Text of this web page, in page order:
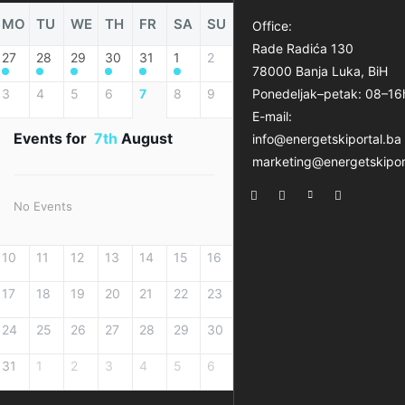
MO TU WE TH FR SA SU
27 28 29 30 31 1 2
3 4 5 6 7 8 9
Events for 7th August
No Events
10 11 12 13 14 15 16
17 18 19 20 21 22 23
24 25 26 27 28 29 30
31 1 2 3 4 5 6
Office:
Rade Radića 130
78000 Banja Luka, BiH
Ponedeljak–petak:
E-mail:
info@energetskiportal.ba